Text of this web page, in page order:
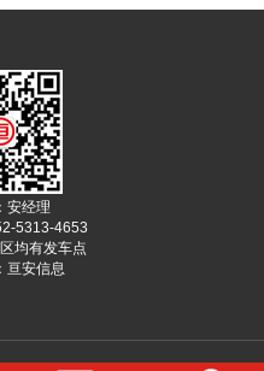
安经理
5313-4653
均有发车点
亘安信息